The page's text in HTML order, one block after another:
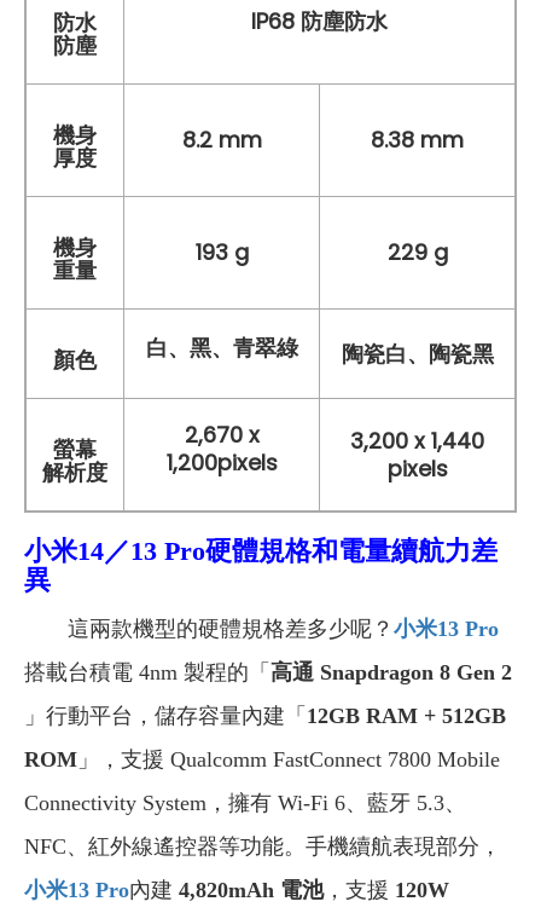
防水
防塵
IP68 防塵防水
機身
厚度
8.2 mm 8.38 mm
機身
重量
193 g 229 g
顏色 白、黑、青翠綠 陶瓷白、陶瓷黑
螢幕
解析度
2,670 x
1,200pixels
3,200 x 1,440
pixels
小米14／13 Pro硬體規格和電量續航力差
異
這兩款機型的硬體規格差多少呢？ 小米13 Pro
搭載台積電 4nm 製程的「 高通 Snapdragon 8 Gen 2
」行動平台，儲存容量內建「 12GB RAM + 512GB
ROM 」，支援 Qualcomm FastConnect 7800 Mobile
Connectivity System，擁有 Wi-Fi 6、藍牙 5.3、
NFC、紅外線遙控器等功能。手機續航表現部分，
小米13 Pro內建 4,820mAh 電池，支援 120W